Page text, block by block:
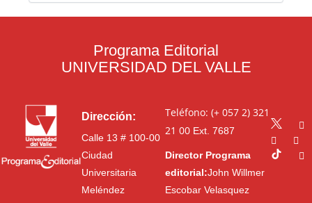
Programa Editorial
UNIVERSIDAD DEL VALLE
Dirección:
Calle 13 # 100-00
Ciudad
Universitaria
Meléndez
Teléfono: (+ 057 2) 321
21 00Ext. 7687
Director Programa
editorial:John Willmer
Escobar Velasquez